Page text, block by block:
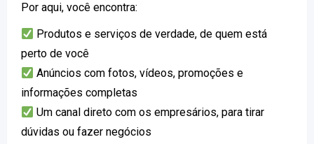
Por aqui, você encontra:
Produtos e serviços de verdade, de quem está
perto de você
Anúncios com fotos, vídeos, promoções e
informações completas
Um canal direto com os empresários, para tirar
dúvidas ou fazer negócios